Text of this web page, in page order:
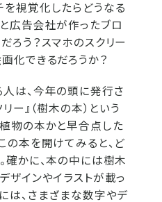
視覚化したらどうなる
広告会社が作ったブロ
ろう？スマホのスクリー
化できるだろうか？
は、今年の頭に発行さ
リー』（樹木の本）という
物の本かと早合点した
の本を開けてみると、ど
確かに、本の中には樹木
ザインやイラストが載っ
は、さまざまな数字やデ